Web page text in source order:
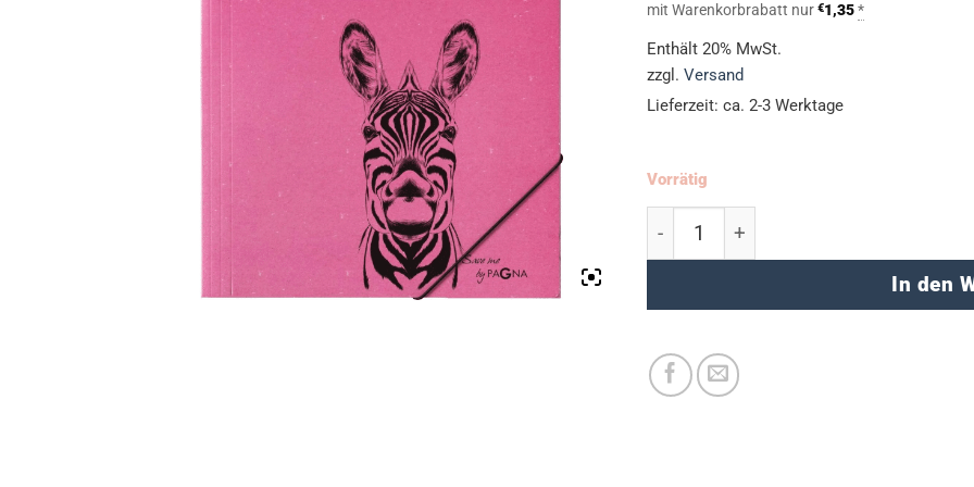
mit Warenkorbrabatt nur€1,35*
Enthält 20% MwSt.
zzgl.Versand
Lieferzeit: ca. 2-3 Werktage
Vorrätig
Sammelmappe A4 "Zebra" - SALE
In den